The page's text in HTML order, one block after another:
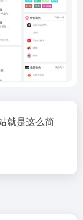
就是这么简